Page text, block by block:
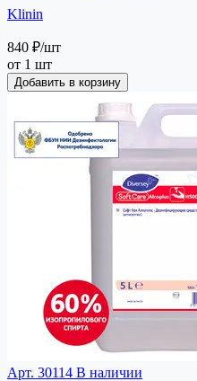
Klinin
840 ₽/шт
от 1 шт
Добавить в корзину
Арт. 30114 В наличии